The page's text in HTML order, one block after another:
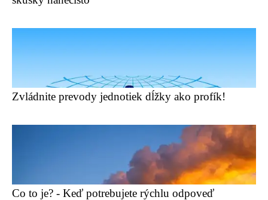
Zvládnite prevody jednotiek dĺžky ako profík!
Co to je? - Keď potrebujete rýchlu odpoveď